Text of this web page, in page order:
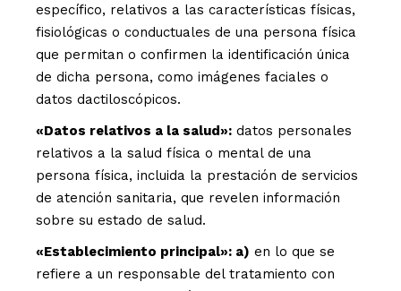
específico, relativos a las características físicas,
fisiológicas o conductuales de una persona física
que permitan o confirmen la identificación única
de dicha persona, como imágenes faciales o
datos dactiloscópicos.
«Datos relativos a la salud»: datos personales
relativos a la salud física o mental de una
persona física, incluida la prestación de servicios
de atención sanitaria, que revelen información
sobre su estado de salud.
«Establecimiento principal»: a) en lo que se
refiere a un responsable del tratamiento con